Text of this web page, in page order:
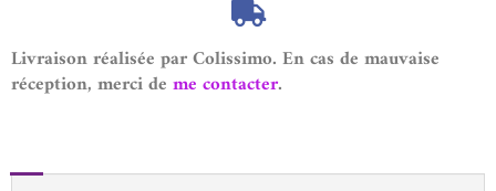
Livraison réalisée par Colissimo. En cas de mauvaise
réception, merci de me contacter.